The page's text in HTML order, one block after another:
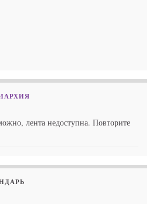
лента недоступна. Повторите